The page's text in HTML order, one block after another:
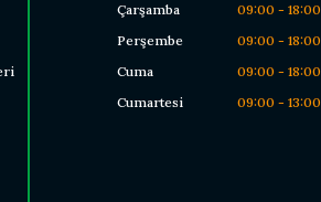
Çarşamba
09:00 - 18:00
Perşembe
09:00 - 18:00
Cuma
09:00 - 18:00
Cumartesi
09:00 - 13:00